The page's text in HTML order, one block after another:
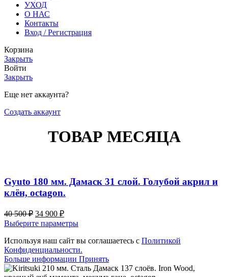
УХОД
О НАС
Контакты
Вход / Регистрация
Корзина
Закрыть
Войти
Закрыть
Еще нет аккаунта?
Создать аккаунт
ТОВАР МЕСЯЦА
Gyuto 180 мм. Дамаск 31 слой. Голубой акрил и
клён, octagon.
40 500₽ Первоначальная
цена
составляла
40
500 ₽.
34 900 ₽Текущая
цена:
34
900 ₽.
Выберите параметрыЭтот
имеет
несколько
вариаций.
Опции
Используя наш сайт вы соглашаетесь с Политикой
Конфиденциальности.
Больше информации Больше
информации
Принять